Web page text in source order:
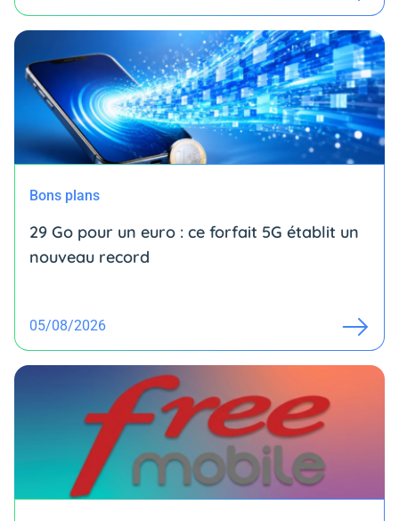
Bons plans
29 Go pour un euro : ce forfait 5G établit un
nouveau record
05/08/2026